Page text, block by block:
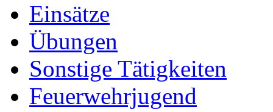
Einsätze
Übungen
Sonstige Tätigkeiten
Feuerwehrjugend